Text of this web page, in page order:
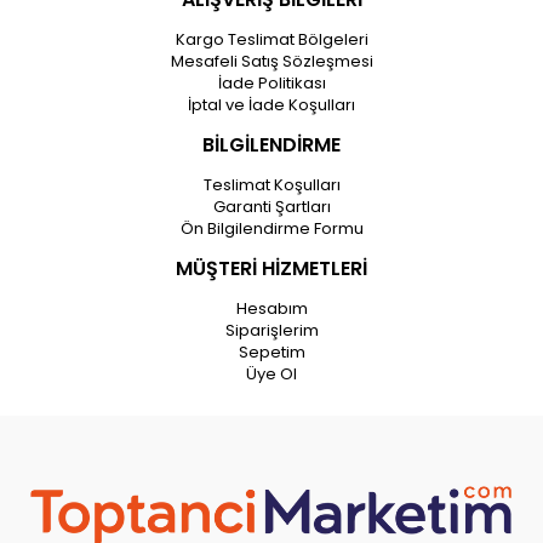
Kargo Teslimat Bölgeleri
Mesafeli Satış Sözleşmesi
İade Politikası
İptal ve İade Koşulları
BİLGİLENDİRME
Teslimat Koşulları
Garanti Şartları
Ön Bilgilendirme Formu
MÜŞTERİ HİZMETLERİ
Hesabım
Siparişlerim
Sepetim
Üye Ol